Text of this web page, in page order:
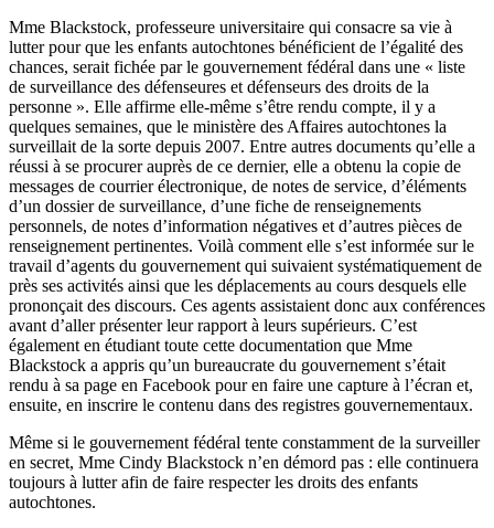
Mme Blackstock, professeure universitaire qui consacre sa vie à
lutterpourque les enfants autochtones bénéficient de l’égalité des
chances, serait fichée par le gouvernement fédéral dans une « liste
de surveillance des défenseures et défenseurs des droits de la
personne ». Elle affirme elle-même s’être rendu compte, il y a
quelques semaines, que le ministère des Affaires autochtones la
surveillait de la sorte depuis 2007. Entre autres documents qu’elle a
réussi à se procurerauprès de ce dernier, elle a obtenu la copie de
messages de courrier électronique, de notes de service, d’éléments
d’un dossier de surveillance, d’une fiche de renseignements
personnels, de notes d’information négatives et d’autres pièces de
renseignement pertinentes. Voilà comment elle s’est informée surle
travail d’agents du gouvernement qui suivaient systématiquement de
près ses activités ainsi que les déplacements au cours desquels elle
prononçait des discours. Ces agents assistaient donc aux conférences
avant d’aller présenter leurrapport à leurs supérieurs. C’est
également en étudiant toute cette documentation que Mme
Blackstock a appris qu’un bureaucrate du gouvernement s’était
rendu à sa page en Facebook pour en faire une capture à l’écran et,
ensuite, en inscrire le contenu dans des registres gouvernementaux.
Même si le gouvernement fédéral tente constamment de la surveiller
en secret, Mme Cindy Blackstock n’en démord pas : elle continuera
toujours à lutter afin de faire respecter les droits des enfants
autochtones.